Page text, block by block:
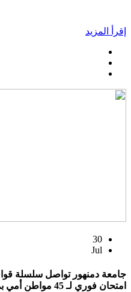
إقرأ المزيد
30
Jul
جامعة دمنهور تواصل سلسلة
امتحان فوري لـ 45 مواطن أمي بمركز الأبعادية ب